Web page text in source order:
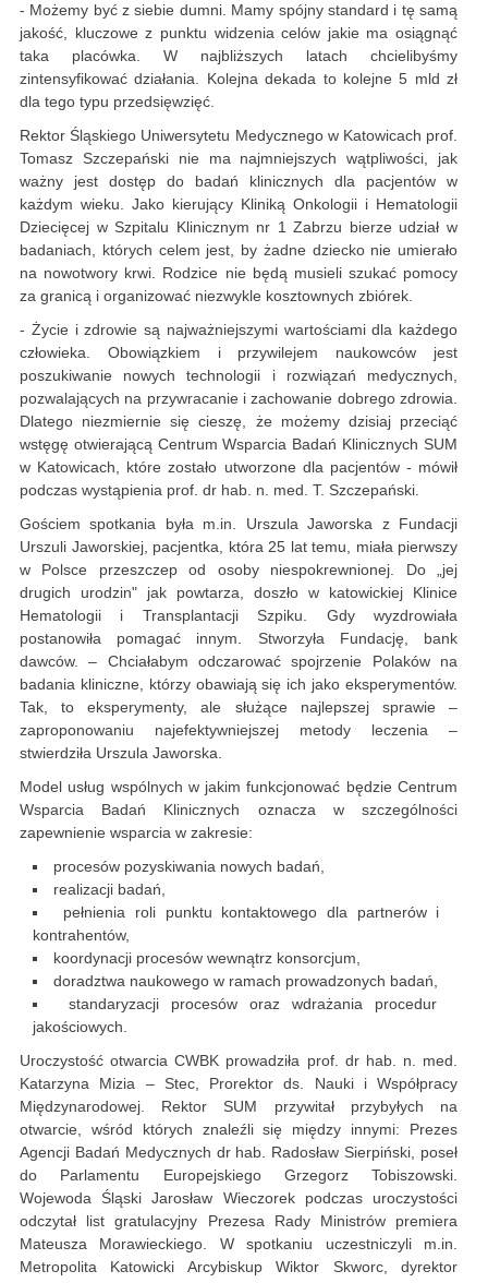
- Możemy być z siebie dumni. Mamy spójny standard i tę samą
jakość, kluczowe z punktu widzenia celów jakie ma osiągnąć
taka placówka. W najbliższych latach chcielibyśmy
zintensyfikować działania. Kolejna dekada to kolejne 5 mld zł
dla tego typu przedsięwzięć.
Rektor Śląskiego Uniwersytetu Medycznego w Katowicach prof.
Tomasz Szczepański nie ma najmniejszych wątpliwości, jak
ważny jest dostęp do badań klinicznych dla pacjentów w
każdym wieku. Jako kierujący Kliniką Onkologii i Hematologii
Dziecięcej w Szpitalu Klinicznym nr 1 Zabrzu bierze udział w
badaniach, których celem jest, by żadne dziecko nie umierało
na nowotwory krwi. Rodzice nie będą musieli szukać pomocy
za granicą i organizować niezwykle kosztownych zbiórek.
- Życie i zdrowie są najważniejszymi wartościami dla każdego
człowieka. Obowiązkiem i przywilejem naukowców jest
poszukiwanie nowych technologii i rozwiązań medycznych,
pozwalających na przywracanie i zachowanie dobrego zdrowia.
Dlatego niezmiernie się cieszę, że możemy dzisiaj przeciąć
wstęgę otwierającą Centrum Wsparcia Badań Klinicznych SUM
w Katowicach, które zostało utworzone dla pacjentów - mówił
podczas wystąpienia prof. dr hab. n. med. T. Szczepański.
Gościem spotkania była m.in. Urszula Jaworska z Fundacji
Urszuli Jaworskiej, pacjentka, która 25 lat temu, miała pierwszy
w Polsce przeszczep od osoby niespokrewnionej. Do „jej
drugich urodzin" jak powtarza, doszło w katowickiej Klinice
Hematologii i Transplantacji Szpiku. Gdy wyzdrowiała
postanowiła pomagać innym. Stworzyła Fundację, bank
dawców. – Chciałabym odczarować spojrzenie Polaków na
badania kliniczne, którzy obawiają się ich jako eksperymentów.
Tak, to eksperymenty, ale służące najlepszej sprawie –
zaproponowaniu najefektywniejszej metody leczenia –
stwierdziła Urszula Jaworska.
Model usług wspólnych w jakim funkcjonować będzie Centrum
Wsparcia Badań Klinicznych oznacza w szczególności
zapewnienie wsparcia w zakresie:
procesów pozyskiwania nowych badań,
realizacji badań,
pełnienia roli punktu kontaktowego dla partnerów i
kontrahentów,
koordynacji procesów wewnątrz konsorcjum,
doradztwa naukowego w ramach prowadzonych badań,
standaryzacji procesów oraz wdrażania procedur
jakościowych.
Uroczystość otwarcia CWBK prowadziła prof. dr hab. n. med.
Katarzyna Mizia – Stec, Prorektor ds. Nauki i Współpracy
Międzynarodowej. Rektor SUM przywitał przybyłych na
otwarcie, wśród których znaleźli się między innymi: Prezes
Agencji Badań Medycznych dr hab. Radosław Sierpiński, poseł
do Parlamentu Europejskiego Grzegorz Tobiszowski.
Wojewoda Śląski Jarosław Wieczorek podczas uroczystości
odczytał list gratulacyjny Prezesa Rady Ministrów premiera
Mateusza Morawieckiego. W spotkaniu uczestniczyli m.in.
Metropolita Katowicki Arcybiskup Wiktor Skworc, dyrektor